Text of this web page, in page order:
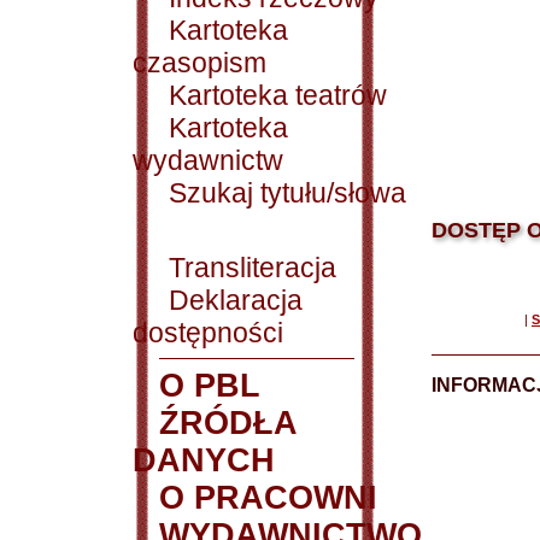
Kartoteka
czasopism
Kartoteka teatrów
Kartoteka
wydawnictw
Szukaj tytułu/słowa
Transliteracja
Deklaracja
dostępności
O PBL
ŹRÓDŁA
DANYCH
O PRACOWNI
DOSTĘP
|